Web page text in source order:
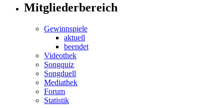
Mitgliederbereich
Gewinnspiele
aktuell
beendet
Videothek
Songquiz
Songduell
Mediathek
Forum
Statistik